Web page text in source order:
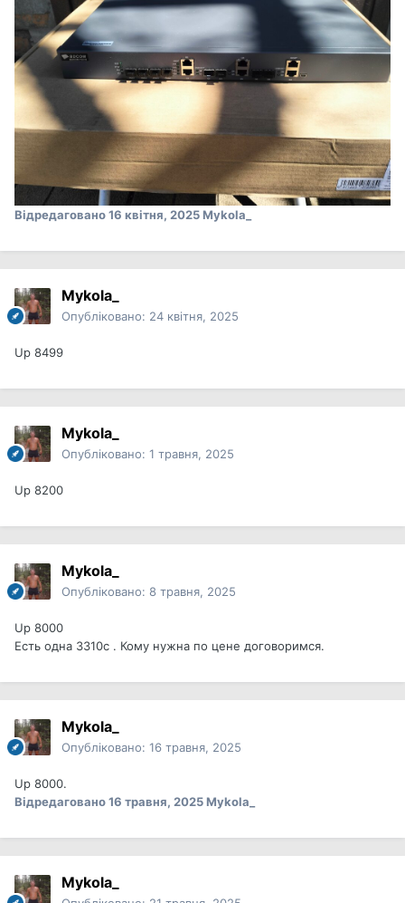
Відредаговано16 квітня, 2025Mykola_
Mykola_
Опубліковано: 24 квітня, 2025
Up 8499
Mykola_
Опубліковано: 1 травня, 2025
Up 8200
Mykola_
Опубліковано: 8 травня, 2025
Up 8000
Есть одна 3310с . Кому нужна по цене договоримся.
Mykola_
Опубліковано: 16 травня, 2025
Up 8000.
Відредаговано16 травня, 2025Mykola_
Mykola_